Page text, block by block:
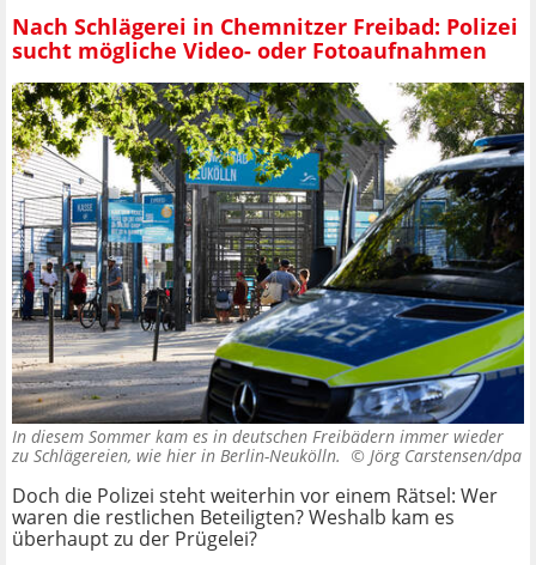
Nach Schlägerei in Chemnitzer Freibad: Polizei
sucht mögliche Video- oder Fotoaufnahmen
In diesem Sommer kam es in deutschen Freibädern immer wieder
zu Schlägereien, wie hier in Berlin-Neukölln. © Jörg Carstensen/dpa
Doch die Polizei steht weiterhin vor einem Rätsel: Wer
waren die restlichen Beteiligten? Weshalb kam es
überhaupt zu der Prügelei?